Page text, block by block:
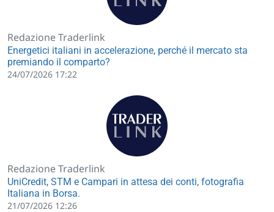
Redazione Traderlink
Energetici italiani in accelerazione, perché il mercato sta
premiando il comparto?
24/07/2026 17:22
Redazione Traderlink
UniCredit, STM e Campari in attesa dei conti, fotografia
Italiana in Borsa.
21/07/2026 12:26